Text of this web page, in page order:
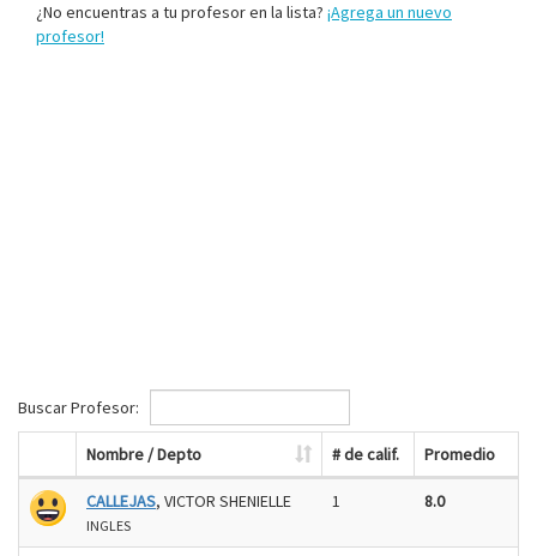
¿No encuentras a tu profesor en la lista? ¡Agrega un nuevo
profesor!
Buscar Profesor:
Nombre / Depto # de calif. Promedio
CALLEJAS, VICTOR SHENIELLE
INGLES
1 8.0